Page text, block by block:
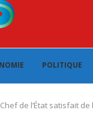
POLITIQUE
de l’État satisfait